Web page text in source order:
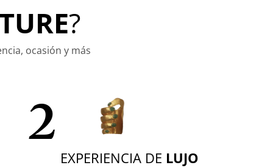
?
ocasión y más
2
EXPERIENCIA DE LUJO